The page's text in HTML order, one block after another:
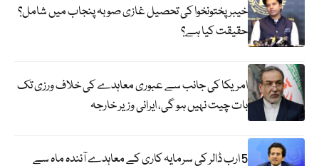
خیبر پختونخوا کی تحصیل غازی صوبہ پنجاب میں شامل؟
حقیقت کیا ہے؟
امریکا کی جانب سے عبوری معاہدے کی خلاف ورزی تک
بات چیت نہیں ہو گی، ایرانی وزیر خارجہ
5 ارب ڈالر کی سرمایہ کاری کے معاہدے آئندہ ماہ سے